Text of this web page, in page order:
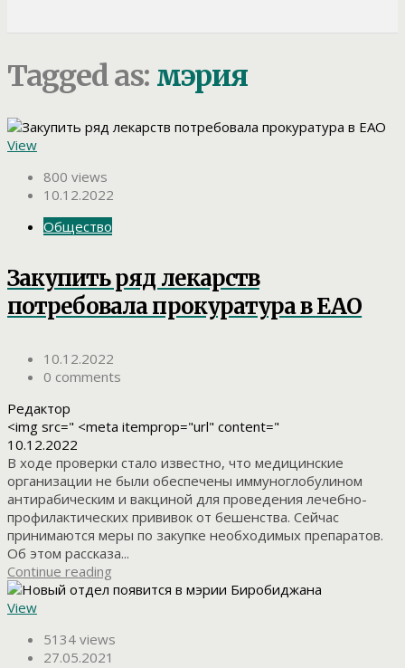
Tagged as: мэрия
View
800 views
10.12.2022
Общество
Закупить ряд лекарств
потребовала прокуратура в ЕАО
10.12.2022
0 comments
Редактор
<img src=" <meta itemprop="url" content="
10.12.2022
В ходе проверки стало известно, что медицинские
организации не были обеспечены иммуноглобулином
антирабическим и вакциной для проведения лечебно-
профилактических прививок от бешенства. Сейчас
принимаются меры по закупке необходимых препаратов.
Об этом рассказа...
Continue reading
View
5134 views
27.05.2021